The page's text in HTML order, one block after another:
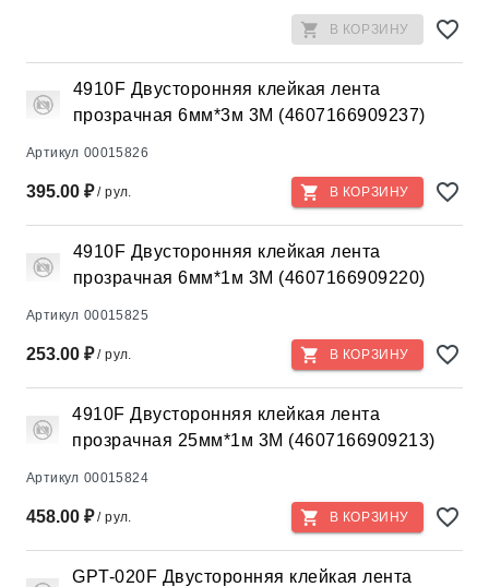
В КОРЗИНУ
4910F Двусторонняя клейкая лента
прозрачная 6мм*3м 3М (4607166909237)
Артикул 00015826
395.00 ₽/ рул. В КОРЗИНУ
4910F Двусторонняя клейкая лента
прозрачная 6мм*1м 3М (4607166909220)
Артикул 00015825
253.00 ₽/ рул. В КОРЗИНУ
4910F Двусторонняя клейкая лента
прозрачная 25мм*1м 3М (4607166909213)
Артикул 00015824
458.00 ₽/ рул. В КОРЗИНУ
GPT-020F Двусторонняя клейкая лента